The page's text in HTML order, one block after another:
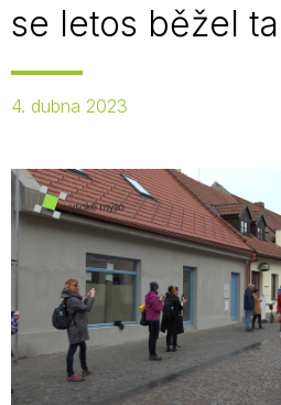
se letos běžel
4. dubna 2023